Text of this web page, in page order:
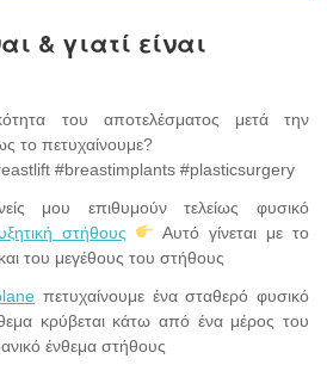
& γιατί είναι
του αποτελέσματος μετά την
το πετυχαίνουμε?
#breastimplants #plasticsurgery
μου επιθυμούν τελείως φυσικό
στήθους
Αυτό γίνεται με το
του μεγέθους του στήθους
πετυχαίνουμε ένα σταθερό φυσικό
κρύβεται κάτω από ένα μέρος του
ένθεμα στήθους